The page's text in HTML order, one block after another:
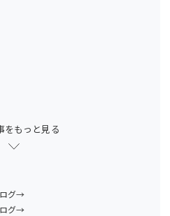
をもっと見る
グ→
グ→